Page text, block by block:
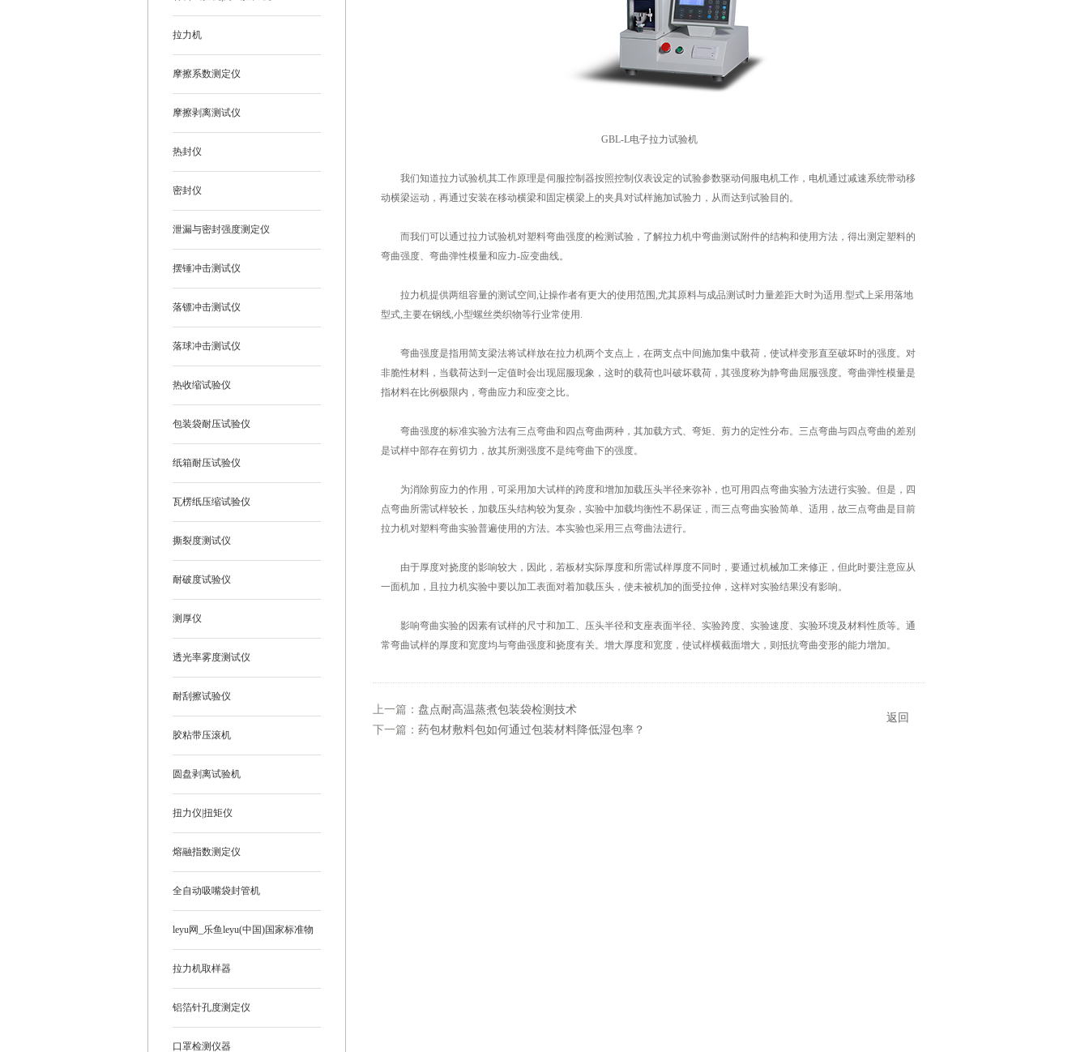
拉力机
摩擦系数测定仪
摩擦剥离测试仪
热封仪
密封仪
泄漏与密封强度测定仪
摆锤冲击测试仪
落镖冲击测试仪
落球冲击测试仪
热收缩试验仪
包装袋耐压试验仪
纸箱耐压试验仪
瓦楞纸压缩试验仪
撕裂度测试仪
耐破度试验仪
测厚仪
透光率雾度测试仪
耐刮擦试验仪
胶粘带压滚机
圆盘剥离试验机
扭力仪|扭矩仪
熔融指数测定仪
全自动吸嘴袋封管机
leyu网_乐鱼leyu(中国)国家标准物
质
拉力机取样器
铝箔针孔度测定仪
口罩检测仪器
GBL-L电子拉力试验机
我们知道拉力试验机其工作原理是伺服控制器按照控制仪表设定的试验参数驱动伺服电机工作，电机通过减速系统带动移
动横梁运动，再通过安装在移动横梁和固定横梁上的夹具对试样施加试验力，从而达到试验目的。
而我们可以通过拉力试验机对塑料弯曲强度的检测试验，了解拉力机中弯曲测试附件的结构和使用方法，得出测定塑料的
弯曲强度、弯曲弹性模量和应力-应变曲线。
拉力机提供两组容量的测试空间,让操作者有更大的使用范围,尤其原料与成品测试时力量差距大时为适用.型式上采用落地
型式,主要在钢线,小型螺丝类织物等行业常使用.
弯曲强度是指用简支梁法将试样放在拉力机两个支点上，在两支点中间施加集中载荷，使试样变形直至破坏时的强度。对
非脆性材料，当载荷达到一定值时会出现屈服现象，这时的载荷也叫破坏载荷，其强度称为静弯曲屈服强度。弯曲弹性模量是
指材料在比例极限内，弯曲应力和应变之比。
弯曲强度的标准实验方法有三点弯曲和四点弯曲两种，其加载方式、弯矩、剪力的定性分布。三点弯曲与四点弯曲的差别
是试样中部存在剪切力，故其所测强度不是纯弯曲下的强度。
为消除剪应力的作用，可采用加大试样的跨度和增加加载压头半径来弥补，也可用四点弯曲实验方法进行实验。但是，四
点弯曲所需试样较长，加载压头结构较为复杂，实验中加载均衡性不易保证，而三点弯曲实验简单、适用，故三点弯曲是目前
拉力机对塑料弯曲实验普遍使用的方法。本实验也采用三点弯曲法进行。
由于厚度对挠度的影响较大，因此，若板材实际厚度和所需试样厚度不同时，要通过机械加工来修正，但此时要注意应从
一面机加，且拉力机实验中要以加工表面对着加载压头，使未被机加的面受拉伸，这样对实验结果没有影响。
影响弯曲实验的因素有试样的尺寸和加工、压头半径和支座表面半径、实验跨度、实验速度、实验环境及材料性质等。通
常弯曲试样的厚度和宽度均与弯曲强度和挠度有关。增大厚度和宽度，使试样横截面增大，则抵抗弯曲变形的能力增加。
上一篇： 盘点耐高温蒸煮包装袋检测技术
下一篇： 药包材敷料包如何通过包装材料降低湿包率？
返回